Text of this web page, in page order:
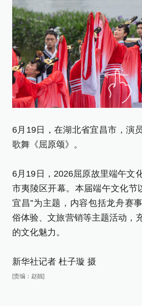
6月19日，在湖北省宜昌市，演
歌舞《屈原颂》。
6月19日，2026屈原故里端午文
市夷陵区开幕。本届端午文化节
宜昌”为主题，内容包括龙舟赛
俗体验、文旅营销等主题活动，
的文化魅力。
新华社记者 杜子璇 摄
[责编：赵靓]